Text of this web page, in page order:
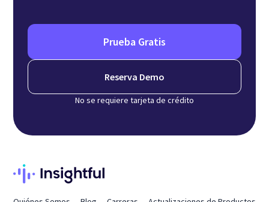
Prueba Gratis
Reserva Demo
No se requiere tarjeta de crédito